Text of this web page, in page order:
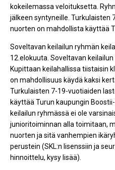
kokeilemassa veloituksetta.
jälkeen syntyneille. Turkulaisten
nuorten on mahdollista käyttää
Soveltavan keilailun ryhmän
12.elokuuta. Soveltavan
Kupittaan keilahallissa tiistaisin
on mahdollisuus käydä kaksi
Turkulaisten 7-19-vuotiaiden
käyttää Turun kaupungin
keilailun ryhmässä ei ole
junioritoiminnan alla toimitaan,
nuorten ja sitä vanhempien
perustein (SKL:n lisenssiin ja
hinnoittelu, kysy lisää).